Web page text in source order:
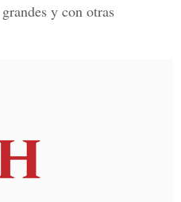
y con otras